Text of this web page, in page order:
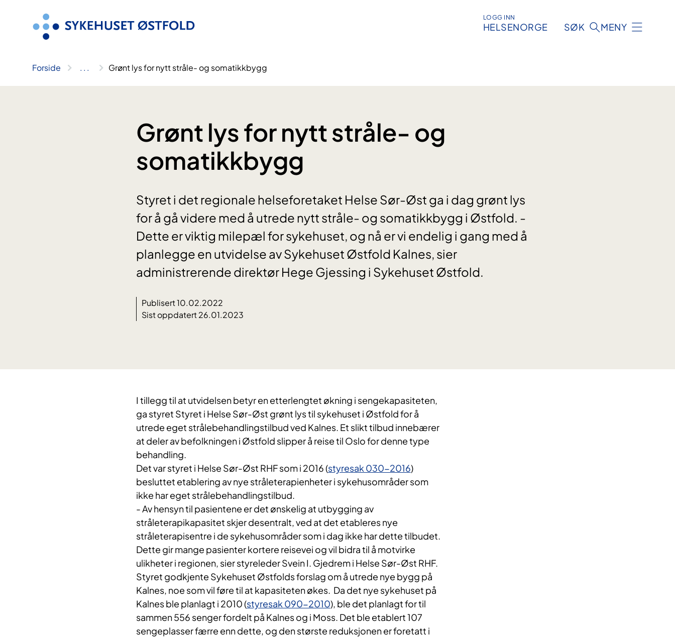
LOGG INN
HELSENORGE SØK MENY
Forside .. . Grønt lys for nytt stråle- og somatikkbygg
Grønt lys for nytt stråle- og
somatikkbygg
Styret i det regionale helseforetaket Helse Sør-Øst ga i dag grønt lys
for å gå videre med å utrede nytt stråle- og somatikkbygg i Østfold. -
Dette er viktig milepæl for sykehuset, og nå er vi endelig i gang med å
planlegge en utvidelse av Sykehuset Østfold Kalnes, sier
administrerende direktør Hege Gjessing i Sykehuset Østfold.
Publisert 10.02.2022
Sist oppdatert 26.01.2023
I tillegg til at utvidelsen betyr en etterlengtet økning i sengekapasiteten,
ga styret Styret i Helse Sør-Øst grønt lys til sykehuset i Østfold for å
utrede eget strålebehandlingstilbud ved Kalnes. Et slikt tilbud innebærer
at deler av befolkningen i Østfold slipper å reise til Oslo for denne type
behandling.
Det var styret i Helse Sør-Øst RHF som i 2016 (styresak 030-2016)
besluttet etablering av nye stråleterapienheter i sykehusområder som
ikke har eget strålebehandlingstilbud.
- Av hensyn til pasientene er det ønskelig at utbygging av
stråleterapikapasitet skjer desentralt, ved at det etableres nye
stråleterapisentre i de sykehusområder som i dag ikke har dette tilbudet.
Dette gir mange pasienter kortere reisevei og vil bidra til å motvirke
ulikheter i regionen, sier styreleder Svein I. Gjedrem i Helse Sør-Øst RHF.
Styret godkjente Sykehuset Østfolds forslag om å utrede nye bygg på
Kalnes, noe som vil føre til at kapasiteten økes. Da det nye sykehuset på
Kalnes ble planlagt i 2010 (styresak 090-2010), ble det planlagt for til
sammen 556 senger fordelt på Kalnes og i Moss. Det ble etablert 107
sengeplasser færre enn dette, og den største reduksjonen er foretatt i